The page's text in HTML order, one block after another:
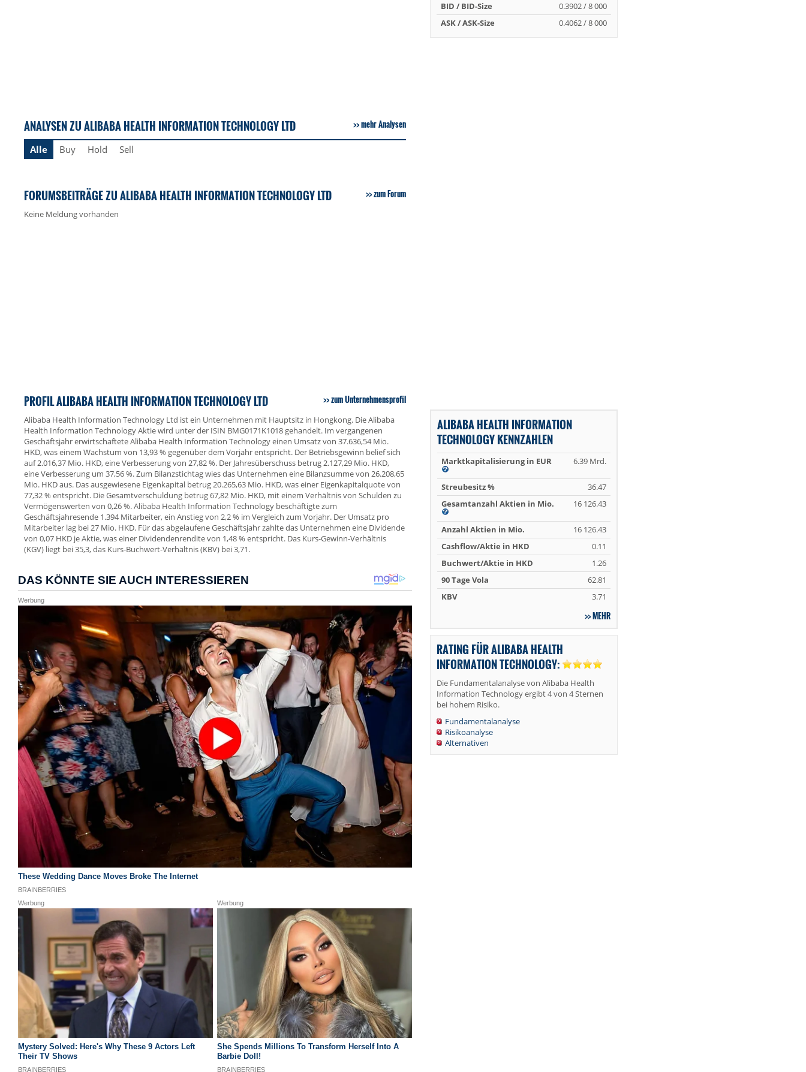
ANALYSEN ZU ALIBABA HEALTH INFORMATION TECHNOLOGY LTD mehr Analysen
Alle Buy Hold Sell
FORUMSBEITRÄGE ZU ALIBABA HEALTH INFORMATION TECHNOLOGY LTD zum Forum
Keine Meldung vorhanden
PROFIL ALIBABA HEALTH INFORMATION TECHNOLOGY LTD zum Unternehmensprofil
Alibaba Health Information Technology Ltd ist ein Unternehmen mit Hauptsitz in Hongkong. Die Alibaba
Health Information Technology Aktie wird unter der ISIN BMG0171K1018 gehandelt. Im vergangenen
Geschäftsjahr erwirtschaftete Alibaba Health Information Technology einen Umsatz von 37.636,54 Mio.
HKD, was einem Wachstum von 13,93 % gegenüber dem Vorjahr entspricht. Der Betriebsgewinn belief sich
auf 2.016,37 Mio. HKD, eine Verbesserung von 27,82 %. Der Jahresüberschuss betrug 2.127,29 Mio. HKD,
eine Verbesserung um 37,56 %. Zum Bilanzstichtag wies das Unternehmen eine Bilanzsumme von 26.208,65
Mio. HKD aus. Das ausgewiesene Eigenkapital betrug 20.265,63 Mio. HKD, was einer Eigenkapitalquote von
77,32 % entspricht. Die Gesamtverschuldung betrug 67,82 Mio. HKD, mit einem Verhältnis von Schulden zu
Vermögenswerten von 0,26 %. Alibaba Health Information Technology beschäftigte zum
Geschäftsjahresende 1.394 Mitarbeiter, ein Anstieg von 2,2 % im Vergleich zum Vorjahr. Der Umsatz pro
Mitarbeiter lag bei 27 Mio. HKD. Für das abgelaufene Geschäftsjahr zahlte das Unternehmen eine Dividende
von 0,07 HKD je Aktie, was einer Dividendenrendite von 1,48 % entspricht. Das Kurs-Gewinn-Verhältnis
(KGV) liegt bei 35,3, das Kurs-Buchwert-Verhältnis (KBV) bei 3,71.
BID / BID-Size
0.3902 / 8 000
ASK / ASK-Size
0.4062 / 8 000
ALIBABA HEALTH INFORMATION
TECHNOLOGY KENNZAHLEN
Marktkapitalisierung in EUR 6.39 Mrd.
Streubesitz %
36.47
Gesamtanzahl Aktien in Mio.
16 126.43
Anzahl Aktien in Mio.
16 126.43
Cashflow/Aktie in HKD
0.11
Buchwert/Aktie in HKD
1.26
90 Tage Vola
62.81
KBV
3.71
MEHR
RATING FÜR ALIBABA HEALTH
INFORMATION TECHNOLOGY:
Die Fundamentalanalyse von Alibaba Health
Information Technology ergibt 4 von 4 Sternen
bei hohem Risiko.
Fundamentalanalyse
Risikoanalyse
Alternativen